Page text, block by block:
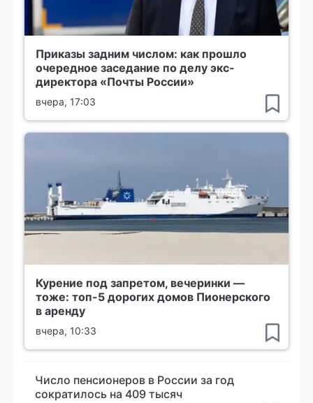
Приказы задним числом: как прошло
очередное заседание по делу экс-
директора «Почты России»
вчера, 17:03
Курение под запретом, вечеринки —
тоже: топ-5 дорогих домов Пионерского
в аренду
вчера, 10:33
Число пенсионеров в России за год
сократилось на 409 тысяч